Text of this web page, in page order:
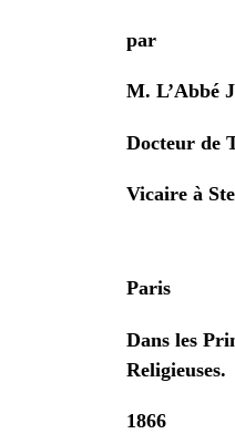
par
M. L’Abbé
Docteur de
Vicaire à
Paris
Dans les
Religieuses.
1866